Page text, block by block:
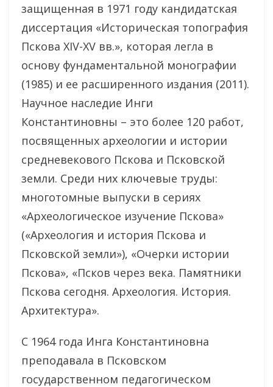
защищенная в 1971 году кандидатская
диссертация «Историческая топография
Пскова XIV-XV вв.», которая легла в
основу фундаментальной монографии
(1985) и ее расширенного издания (2011).
Научное наследие Инги
Константиновны – это более 120 работ,
посвященных археологии и истории
средневекового Пскова и Псковской
земли. Среди них ключевые труды:
многотомные выпуски в сериях
«Археологическое изучение Пскова»
(«Археология и история Пскова и
Псковской земли»), «Очерки истории
Пскова», «Псков через века. Памятники
Пскова сегодня. Археология. История.
Архитектура».
С 1964 года Инга Константиновна
преподавала в Псковском
государственном педагогическом